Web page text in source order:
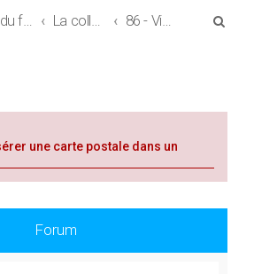
Index du forum La collection de CPA 86 - Vienne
une carte postale dans un
Forum